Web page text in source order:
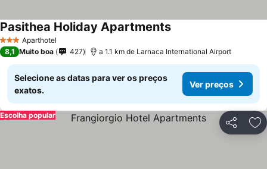
3 EstrelasAparthotel
Pasithea Holiday ApartmentsVer preços
8,1 Muito boa 427 a 1.1 km de Larnaca International Airport
Selecione as datas para ver os preços
exatos.
Ver preços
Partilhar
Escolha popular